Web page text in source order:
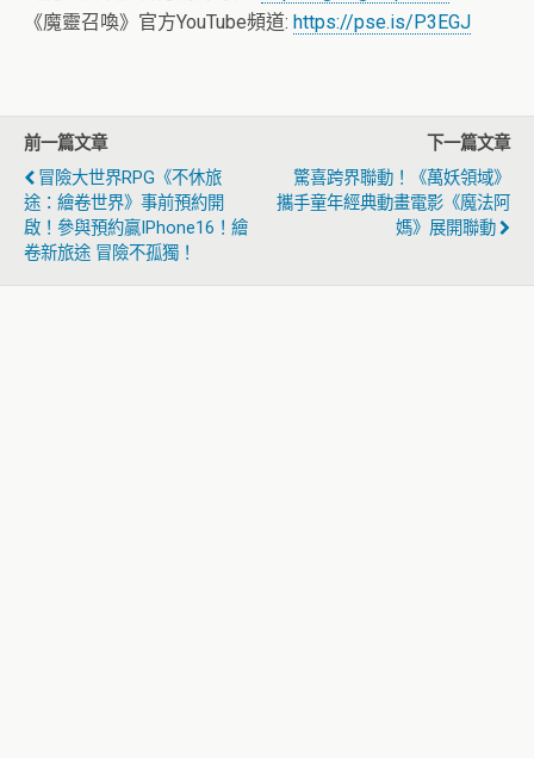
《魔靈召喚》官方YouTube頻道: https://pse.is/P3EGJ
前一篇文章
冒險大世界RPG《不休旅
途：繪卷世界》事前預約開
啟！參與預約贏iPhone16！繪
卷新旅途 冒險不孤獨！
下一篇文章
驚喜跨界聯動！《萬妖領域》
攜手童年經典動畫電影《魔法阿
媽》展開聯動